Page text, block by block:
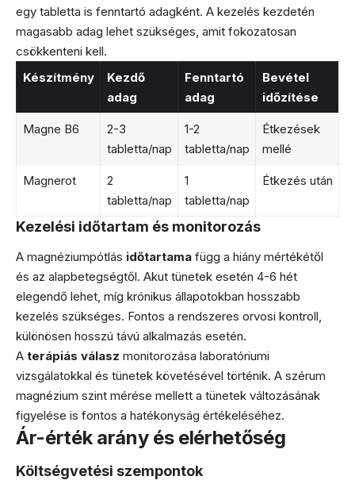
egy tabletta is fenntartó adagként. A kezelés kezdetén
magasabb adag lehet szükséges, amit fokozatosan
csökkenteni kell.
Készítmény
Kezdő
adag
Fenntartó
adag
Bevétel
időzítése
Magne B6
2-3
tabletta/nap
1-2
tabletta/nap
Étkezések
mellé
Magnerot
2
tabletta/nap
1
tabletta/nap
Étkezés után
Kezelési időtartam és monitorozás
A magnéziumpótlás időtartama függ a hiány mértékétől
és az alapbetegségtől. Akut tünetek esetén 4-6 hét
elegendő lehet, míg krónikus állapotokban hosszabb
kezelés szükséges. Fontos a rendszeres orvosi kontroll,
különösen hosszú távú alkalmazás esetén.
A terápiás válasz monitorozása laboratóriumi
vizsgálatokkal és tünetek követésével történik. A szérum
magnézium szint mérése mellett a tünetek változásának
figyelése is fontos a hatékonyság értékeléséhez.
Ár-érték arány és elérhetőség
Költségvetési szempontok